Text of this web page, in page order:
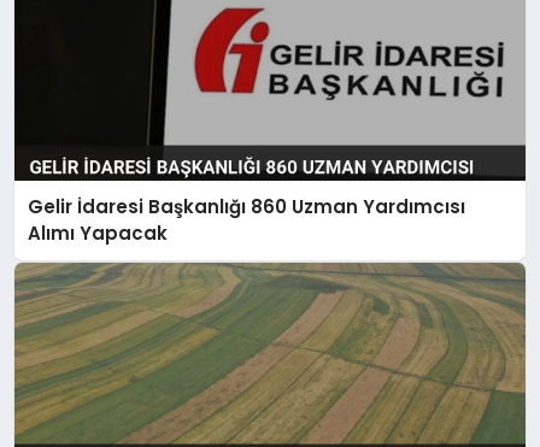
Gelir İdaresi Başkanlığı 860 Uzman Yardımcısı
Alımı Yapacak